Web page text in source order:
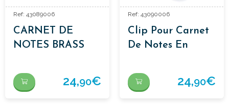
Ref: 43089006
CARNET DE
NOTES BRASS
24,90€
Ref: 43090006
Clip Pour Carnet
De Notes En
24,90€